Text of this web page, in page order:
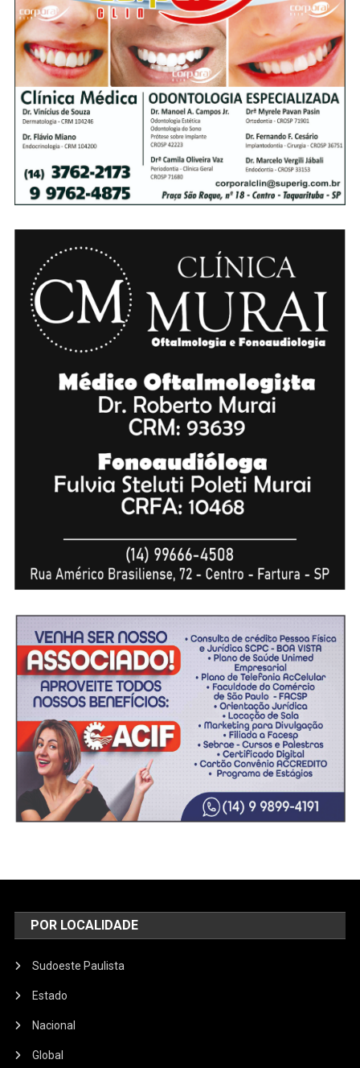
POR LOCALIDADE
Sudoeste Paulista
Estado
Nacional
Global